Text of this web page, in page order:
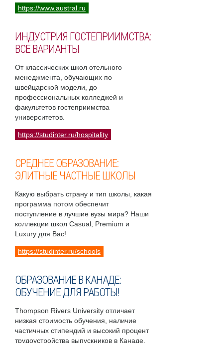
https://www.austral.ru
ИНДУСТРИЯ ГОСТЕПРИИМСТВА:
ВСЕ ВАРИАНТЫ
От классических школ отельного
менеджмента, обучающих по
швейцарской модели, до
профессиональных колледжей и
факультетов гостеприимства
университетов.
https://studinter.ru/hospitality
СРЕДНЕЕ ОБРАЗОВАНИЕ:
ЭЛИТНЫЕ ЧАСТНЫЕ ШКОЛЫ
Какую выбрать страну и тип школы, какая
программа потом обеспечит
поступление в лучшие вузы мира? Наши
коллекции школ Casual, Premium и
Luxury для Вас!
https://studinter.ru/schools
ОБРАЗОВАНИЕ В КАНАДЕ:
ОБУЧЕНИЕ ДЛЯ РАБОТЫ!
Thompson Rivers University отличает
низкая стоимость обучения, наличие
частичных стипендий и высокий процент
трудоустройства выпускников в Канаде.